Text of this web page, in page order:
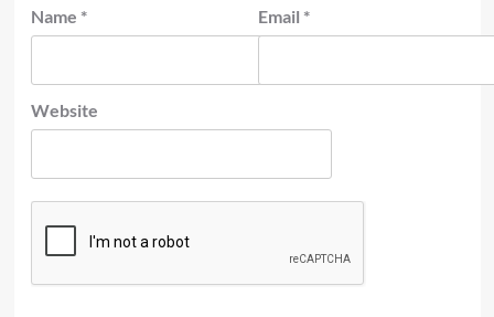
Name * Email *
Website